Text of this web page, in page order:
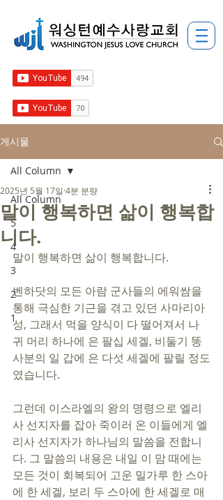
게시물
All Column
5
4
3
2
1
All Column
말이 행복하면 삶이 행복합
니다.
2025년 5월 17일 4분 분량
말이 행복하면 삶이 행복합니다.
벤하닷의 모든 아람 군사들의 에워쌈을
통해 극심한 기근을 겪고 있던 사마리아
성, 그래서 먹을 양식이 다 떨어져서 나
귀 머리 하나에 은 팔십 세겔, 비둘기 똥
사분의 일 갑에 은 다섯 세겔에 팔릴 정도
였습니다.
그런데 이스라엘의 왕의 명령으로 엘리
사 선지자를 잡아 죽이러 온 이들에게 엘
리사 선지자가 하나님의 말씀을 전합니
다. 그 말씀의 내용은 내일 이 맘 때에는
모든 것이 회복되어 고운 밀가루 한 스아
에 한 세겔, 보리 두 스아에 한 세겔로 매